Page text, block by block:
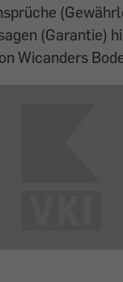
(Garantie)
Wicanders